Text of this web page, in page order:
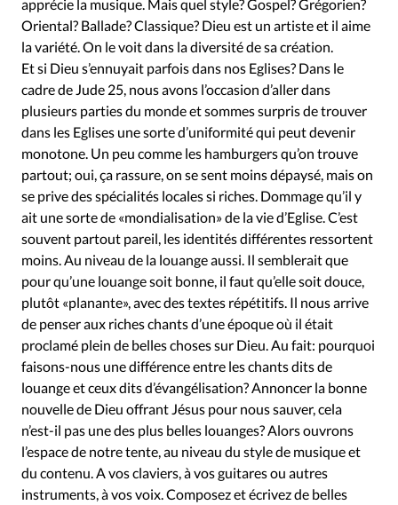
Actualité internationale
Chronique
Culture
Dossier
Eglises Foi Génération réveil
Monde
Opinions
Publireportage
Relations Aujourd'hui
Société
Tour du monde des Eglises
Trait d'Ixène
Vécu
Vie Intérieure
apprécie la musique. Mais quel style? Gospel? Grégorien?
Oriental? Ballade? Classique? Dieu est un artiste et il aime
la variété. On le voit dans la diversité de sa création.
Et si Dieu s’ennuyait parfois dans nos Eglises? Dans le
cadre de Jude 25, nous avons l’occasion d’aller dans
plusieurs parties du monde et sommes surpris de trouver
dans les Eglises une sorte d’uniformité qui peut devenir
monotone. Un peu comme les hamburgers qu’on trouve
partout; oui, ça rassure, on se sent moins dépaysé, mais on
se prive des spécialités locales si riches. Dommage qu’il y
ait une sorte de «mondialisation» de la vie d’Eglise. C’est
souvent partout pareil, les identités différentes ressortent
moins. Au niveau de la louange aussi. Il semblerait que
pour qu’une louange soit bonne, il faut qu’elle soit douce,
plutôt «planante», avec des textes répétitifs. Il nous arrive
de penser aux riches chants d’une époque où il était
proclamé plein de belles choses sur Dieu. Au fait: pourquoi
faisons-nous une différence entre les chants dits de
louange et ceux dits d’évangélisation? Annoncer la bonne
nouvelle de Dieu offrant Jésus pour nous sauver, cela
n’est-il pas une des plus belles louanges? Alors ouvrons
l’espace de notre tente, au niveau du style de musique et
du contenu. A vos claviers, à vos guitares ou autres
instruments, à vos voix. Composez et écrivez de belles